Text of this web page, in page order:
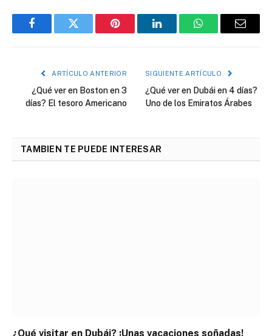
FacebookTwitter Pinterest LinkedInWhatsAppCorreo
ARTÍCULO ANTERIOR
¿Qué ver en Boston en 3
días? El tesoro Americano
SIGUIENTE ARTÍCULO
¿Qué ver en Dubái en 4 días?
Uno de los Emiratos Árabes
TAMBIEN TE PUEDE INTERESAR
¿Qué visitar en Dubái? ¡Unas vacaciones soñadas!